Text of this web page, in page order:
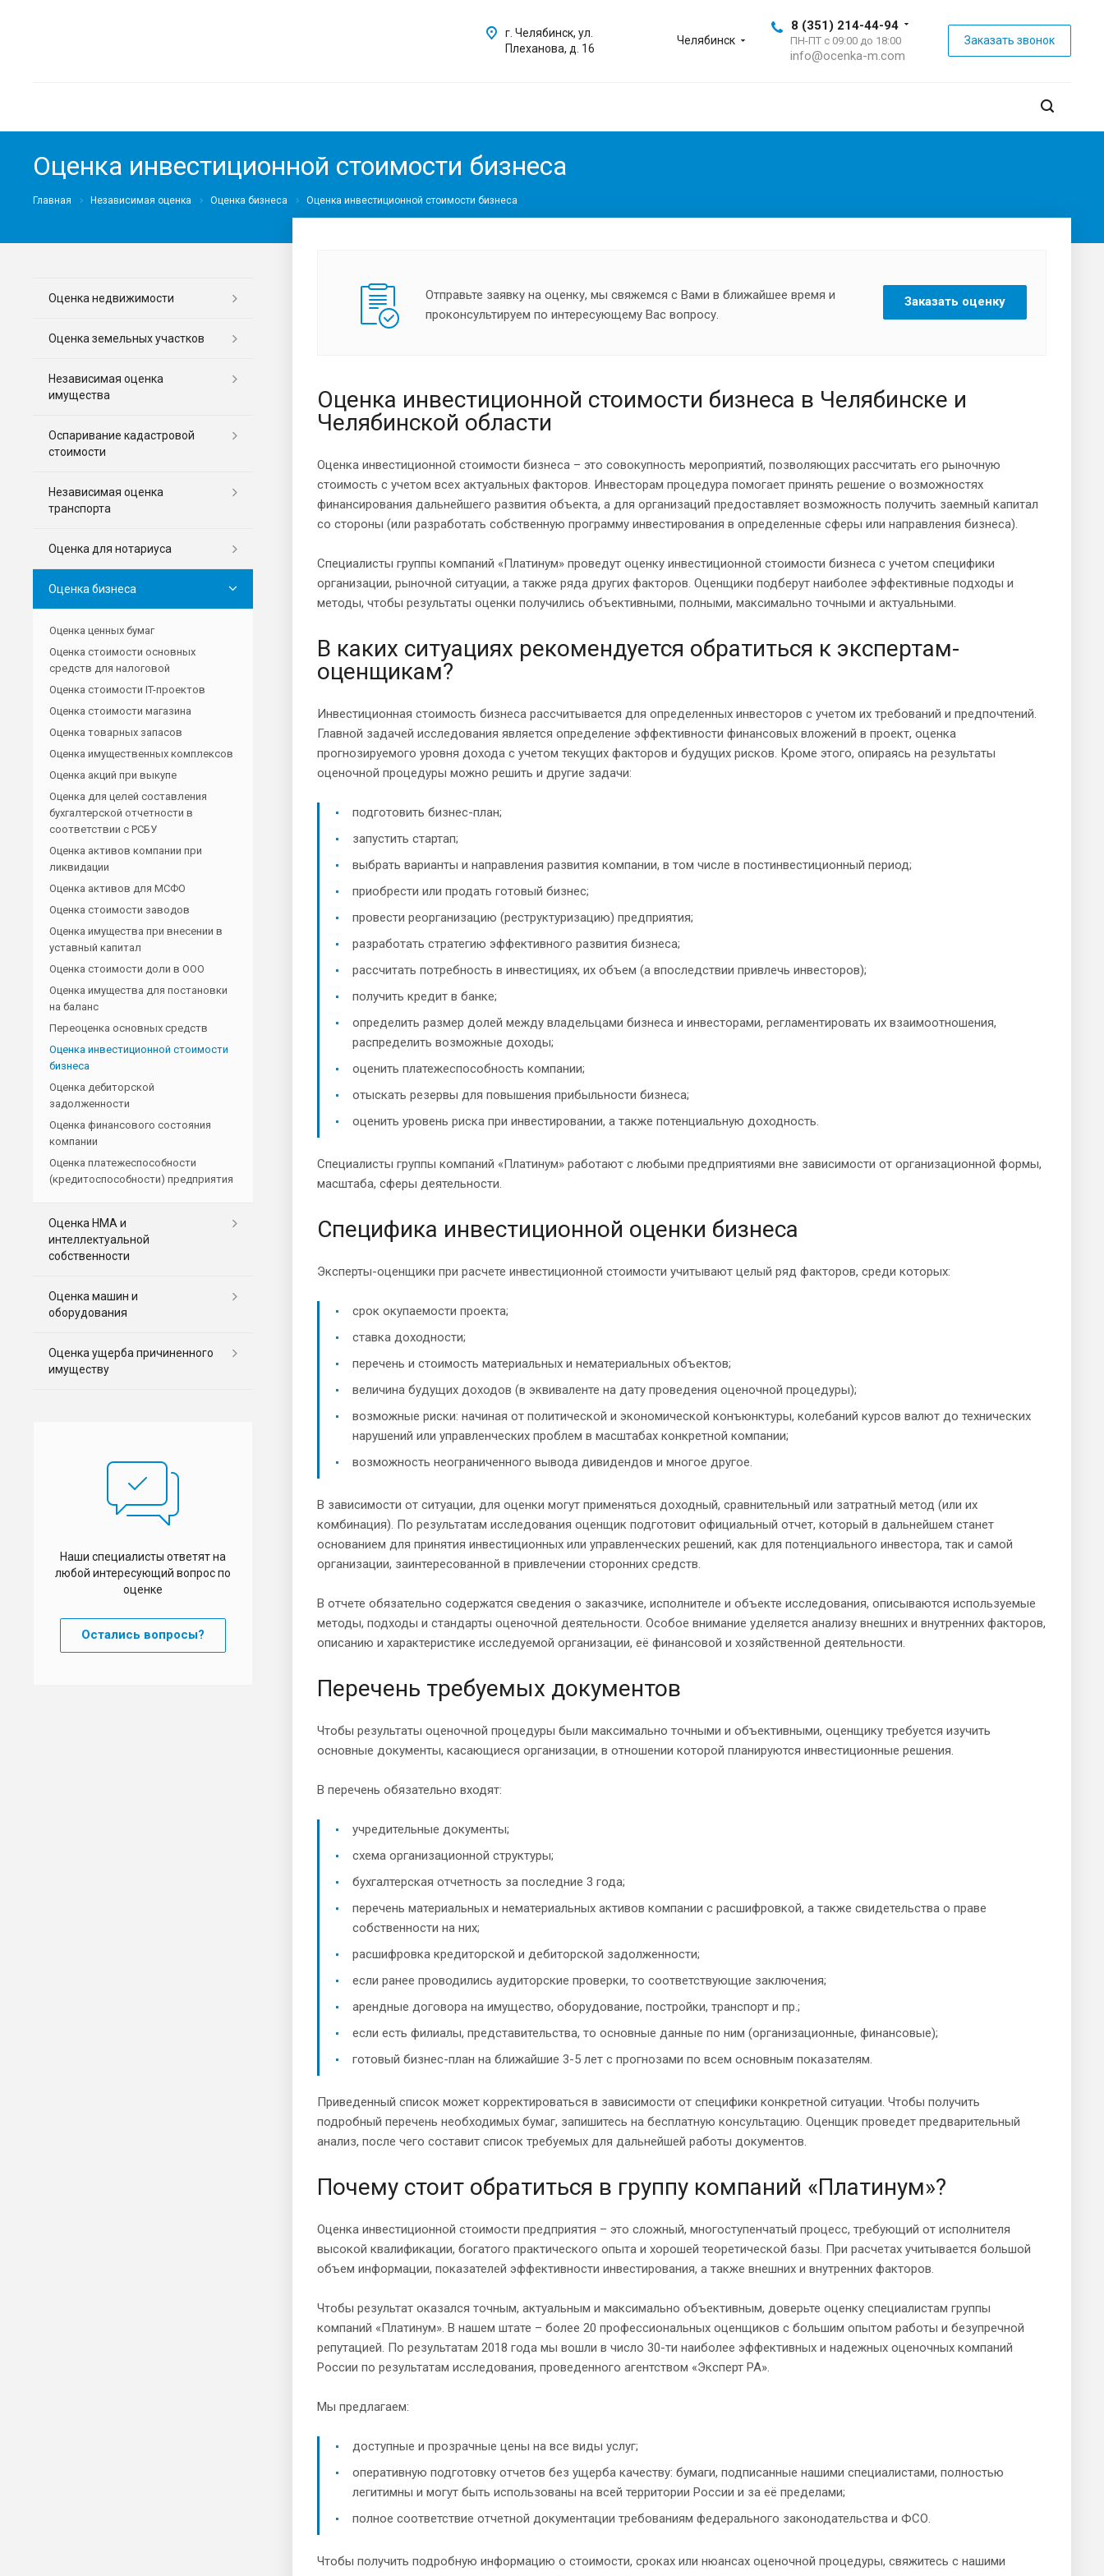
Челябинск
8 (351) 214-44-94
ПН-ПТ с 09:00 до 18:00
info@ocenka-m.com
Заказать звонок
г. Челябинск, ул.
Плеханова, д. 16
Оценка инвестиционной стоимости бизнеса
Главная Независимая оценка Оценка бизнеса Оценка инвестиционной стоимости бизнеса
Отправьте заявку на оценку, мы свяжемся с Вами в ближайшее время и
проконсультируем по интересующему Вас вопросу.
Заказать оценку
Оценка инвестиционной стоимости бизнеса в Челябинске и
Челябинской области
Оценка инвестиционной стоимости бизнеса – это совокупность мероприятий, позволяющих рассчитать его рыночную
стоимость с учетом всех актуальных факторов. Инвесторам процедура помогает принять решение о возможностях
финансирования дальнейшего развития объекта, а для организаций предоставляет возможность получить заемный капитал
со стороны (или разработать собственную программу инвестирования в определенные сферы или направления бизнеса).
Специалисты группы компаний «Платинум» проведут оценку инвестиционной стоимости бизнеса с учетом специфики
организации, рыночной ситуации, а также ряда других факторов. Оценщики подберут наиболее эффективные подходы и
методы, чтобы результаты оценки получились объективными, полными, максимально точными и актуальными.
В каких ситуациях рекомендуется обратиться к экспертам-
оценщикам?
Инвестиционная стоимость бизнеса рассчитывается для определенных инвесторов с учетом их требований и предпочтений.
Главной задачей исследования является определение эффективности финансовых вложений в проект, оценка
прогнозируемого уровня дохода с учетом текущих факторов и будущих рисков. Кроме этого, опираясь на результаты
оценочной процедуры можно решить и другие задачи:
подготовить бизнес-план;
запустить стартап;
выбрать варианты и направления развития компании, в том числе в постинвестиционный период;
приобрести или продать готовый бизнес;
провести реорганизацию (реструктуризацию) предприятия;
разработать стратегию эффективного развития бизнеса;
рассчитать потребность в инвестициях, их объем (а впоследствии привлечь инвесторов);
получить кредит в банке;
определить размер долей между владельцами бизнеса и инвесторами, регламентировать их взаимоотношения,
распределить возможные доходы;
оценить платежеспособность компании;
отыскать резервы для повышения прибыльности бизнеса;
оценить уровень риска при инвестировании, а также потенциальную доходность.
Специалисты группы компаний «Платинум» работают с любыми предприятиями вне зависимости от организационной формы,
масштаба, сферы деятельности.
Специфика инвестиционной оценки бизнеса
Эксперты-оценщики при расчете инвестиционной стоимости учитывают целый ряд факторов, среди которых:
срок окупаемости проекта;
ставка доходности;
перечень и стоимость материальных и нематериальных объектов;
величина будущих доходов (в эквиваленте на дату проведения оценочной процедуры);
возможные риски: начиная от политической и экономической конъюнктуры, колебаний курсов валют до технических
нарушений или управленческих проблем в масштабах конкретной компании;
возможность неограниченного вывода дивидендов и многое другое.
В зависимости от ситуации, для оценки могут применяться доходный, сравнительный или затратный метод (или их
комбинация). По результатам исследования оценщик подготовит официальный отчет, который в дальнейшем станет
основанием для принятия инвестиционных или управленческих решений, как для потенциального инвестора, так и самой
организации, заинтересованной в привлечении сторонних средств.
В отчете обязательно содержатся сведения о заказчике, исполнителе и объекте исследования, описываются используемые
методы, подходы и стандарты оценочной деятельности. Особое внимание уделяется анализу внешних и внутренних факторов,
описанию и характеристике исследуемой организации, её финансовой и хозяйственной деятельности.
Перечень требуемых документов
Чтобы результаты оценочной процедуры были максимально точными и объективными, оценщику требуется изучить
основные документы, касающиеся организации, в отношении которой планируются инвестиционные решения.
В перечень обязательно входят:
учредительные документы;
схема организационной структуры;
бухгалтерская отчетность за последние 3 года;
перечень материальных и нематериальных активов компании с расшифровкой, а также свидетельства о праве
собственности на них;
расшифровка кредиторской и дебиторской задолженности;
если ранее проводились аудиторские проверки, то соответствующие заключения;
арендные договора на имущество, оборудование, постройки, транспорт и пр.;
если есть филиалы, представительства, то основные данные по ним (организационные, финансовые);
готовый бизнес-план на ближайшие 3-5 лет с прогнозами по всем основным показателям.
Приведенный список может корректироваться в зависимости от специфики конкретной ситуации. Чтобы получить
подробный перечень необходимых бумаг, запишитесь на бесплатную консультацию. Оценщик проведет предварительный
анализ, после чего составит список требуемых для дальнейшей работы документов.
Почему стоит обратиться в группу компаний «Платинум»?
Оценка инвестиционной стоимости предприятия – это сложный, многоступенчатый процесс, требующий от исполнителя
высокой квалификации, богатого практического опыта и хорошей теоретической базы. При расчетах учитывается большой
объем информации, показателей эффективности инвестирования, а также внешних и внутренних факторов.
Чтобы результат оказался точным, актуальным и максимально объективным, доверьте оценку специалистам группы
компаний «Платинум». В нашем штате – более 20 профессиональных оценщиков с большим опытом работы и безупречной
репутацией. По результатам 2018 года мы вошли в число 30-ти наиболее эффективных и надежных оценочных компаний
России по результатам исследования, проведенного агентством «Эксперт РА».
Мы предлагаем:
доступные и прозрачные цены на все виды услуг;
оперативную подготовку отчетов без ущерба качеству: бумаги, подписанные нашими специалистами, полностью
легитимны и могут быть использованы на всей территории России и за её пределами;
полное соответствие отчетной документации требованиям федерального законодательства и ФСО.
Чтобы получить подробную информацию о стоимости, сроках или нюансах оценочной процедуры, свяжитесь с нашими
Оценка недвижимости
Оценка земельных участков
Независимая оценка
имущества
Оспаривание кадастровой
стоимости
Независимая оценка
транспорта
Оценка для нотариуса
Оценка бизнеса
Оценка ценных бумаг
Оценка стоимости основных
средств для налоговой
Оценка стоимости IT-проектов
Оценка стоимости магазина
Оценка товарных запасов
Оценка имущественных комплексов
Оценка акций при выкупе
Оценка для целей составления
бухгалтерской отчетности в
соответствии с РСБУ
Оценка активов компании при
ликвидации
Оценка активов для МСФО
Оценка стоимости заводов
Оценка имущества при внесении в
уставный капитал
Оценка стоимости доли в ООО
Оценка имущества для постановки
на баланс
Переоценка основных средств
Оценка инвестиционной стоимости
бизнеса
Оценка дебиторской
задолженности
Оценка финансового состояния
компании
Оценка платежеспособности
(кредитоспособности) предприятия
Оценка НМА и
интеллектуальной
собственности
Оценка машин и
оборудования
Оценка ущерба причиненного
имуществу
Наши специалисты ответят на
любой интересующий вопрос по
оценке
Остались вопросы?